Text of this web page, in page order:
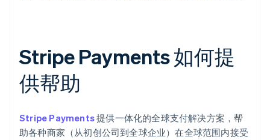
Stripe Payments 如何提
供帮助
Stripe Payments提供一体化的全球支付解决方案，帮
助各种商家（从初创公司到全球企业）在全球范围内接受